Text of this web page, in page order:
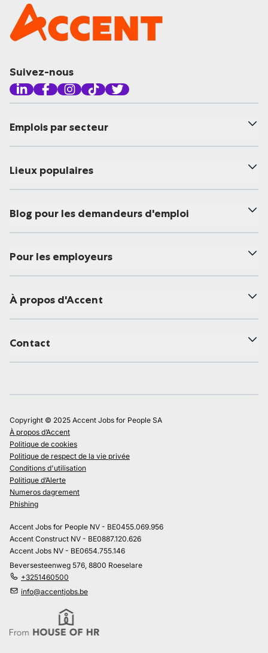
Suivez-nous
Emplois par secteur
Lieux populaires
Blog pour les demandeurs d'emploi
Pour les employeurs
À propos d'Accent
Contact
Copyright © 2025 Accent Jobs for People SA
À propos d’Accent
Politique de cookies
Politique de respect de la vie privée
Conditions d'utilisation
Politique d’Alerte
Numeros dagrement
Phishing
Accent Jobs for People NV - BE0455.069.956
Accent Construct NV - BE0887.120.626
Accent Jobs NV - BE0654.755.146
Beversesteenweg 576, 8800 Roeselare
+3251460500
info@accentjobs.be